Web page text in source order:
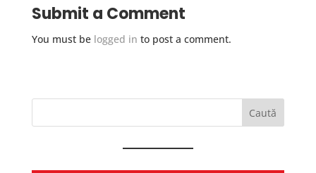
Submit a Comment
You must be logged in to post a comment.
Caută